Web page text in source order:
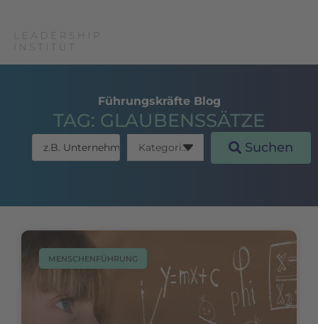
Führungskräfte Blog
TAG: GLAUBENSSÄTZE
Suchen
MENSCHENFÜHRUNG